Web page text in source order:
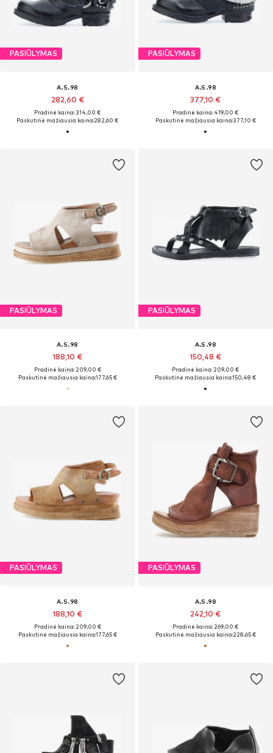
PASIŪLYMAS
A.S.98
282,60 €
Pradinė kaina: 314,00 €
Paskutinė mažiausia kaina:282,60 €
PASIŪLYMAS
A.S.98
377,10 €
Pradinė kaina: 419,00 €
Paskutinė mažiausia kaina:377,10 €
PASIŪLYMAS
A.S.98
188,10 €
Pradinė kaina: 209,00 €
Paskutinė mažiausia kaina:177,65 €
PASIŪLYMAS
A.S.98
150,48 €
Pradinė kaina: 209,00 €
Paskutinė mažiausia kaina:150,48 €
PASIŪLYMAS
A.S.98
188,10 €
Pradinė kaina: 209,00 €
Paskutinė mažiausia kaina:177,65 €
PASIŪLYMAS
A.S.98
242,10 €
Pradinė kaina: 269,00 €
Paskutinė mažiausia kaina:228,65 €